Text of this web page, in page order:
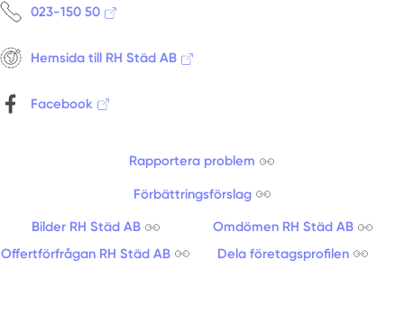
023-150 50
Hemsida till RH Städ AB
Facebook
Rapportera problem
Förbättringsförslag
Bilder RH Städ AB
Omdömen RH Städ AB
Offertförfrågan RH Städ AB
Dela företagsprofilen